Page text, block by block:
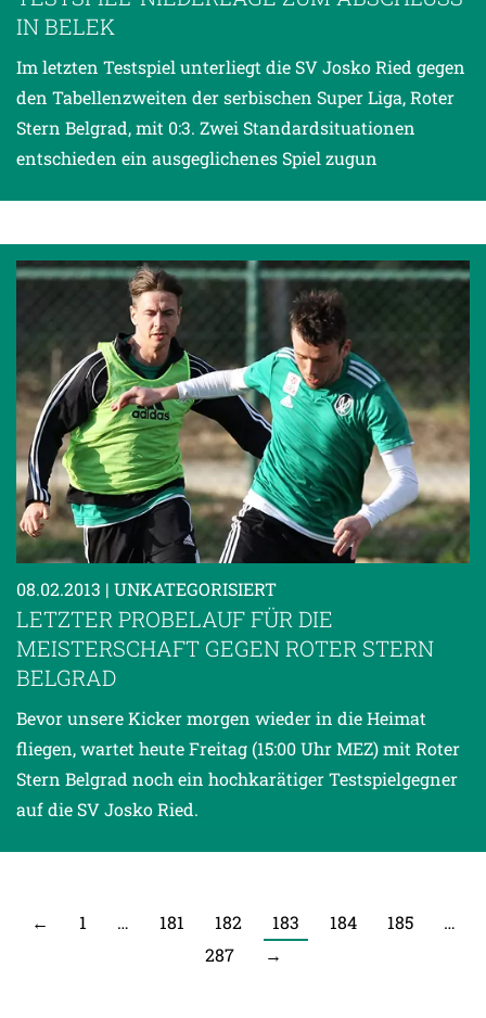
IN BELEK
Im letzten Testspiel unterliegt die SV Josko Ried gegen
den Tabellenzweiten der serbischen Super Liga, Roter
Stern Belgrad, mit 0:3. Zwei Standardsituationen
entschieden ein ausgeglichenes Spiel zugun
08.02.2013 | UNKATEGORISIERT
LETZTER PROBELAUF FÜR DIE
MEISTERSCHAFT GEGEN ROTER STERN
BELGRAD
Bevor unsere Kicker morgen wieder in die Heimat
fliegen, wartet heute Freitag (15:00 Uhr MEZ) mit Roter
Stern Belgrad noch ein hochkarätiger Testspielgegner
auf die SV Josko Ried.
← 1 … 181 182 183 184 185
…
287
→